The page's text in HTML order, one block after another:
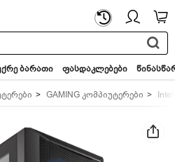
ბარათი ფასდაკლებები
GAMING კომპიუტერები Intel